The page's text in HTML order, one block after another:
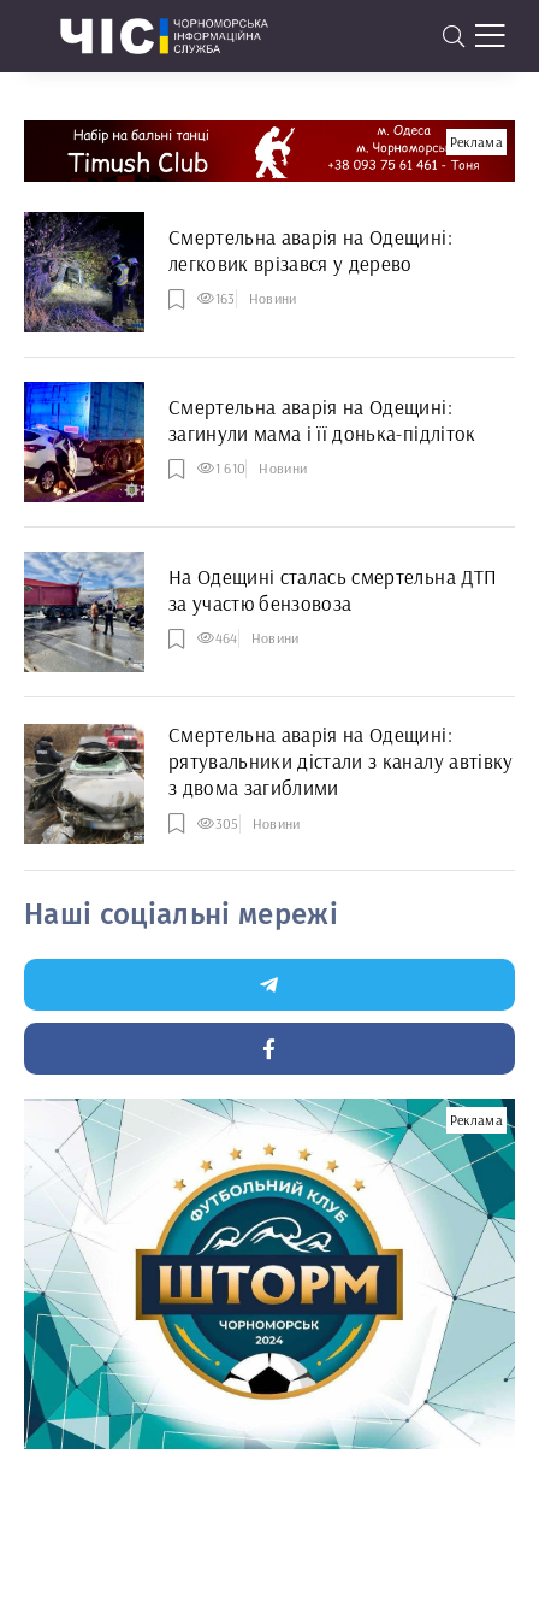
Реклама
Смертельна аварія на Одещині:
легковик врізався у дерево
163 Новини
Смертельна аварія на Одещині:
загинули мама і її донька-підліток
1 610 Новини
На Одещині сталась смертельна ДТП
за участю бензовоза
464 Новини
Смертельна аварія на Одещині:
рятувальники дістали з каналу автівку
з двома загиблими
305 Новини
Наші соціальні мережі
Реклама